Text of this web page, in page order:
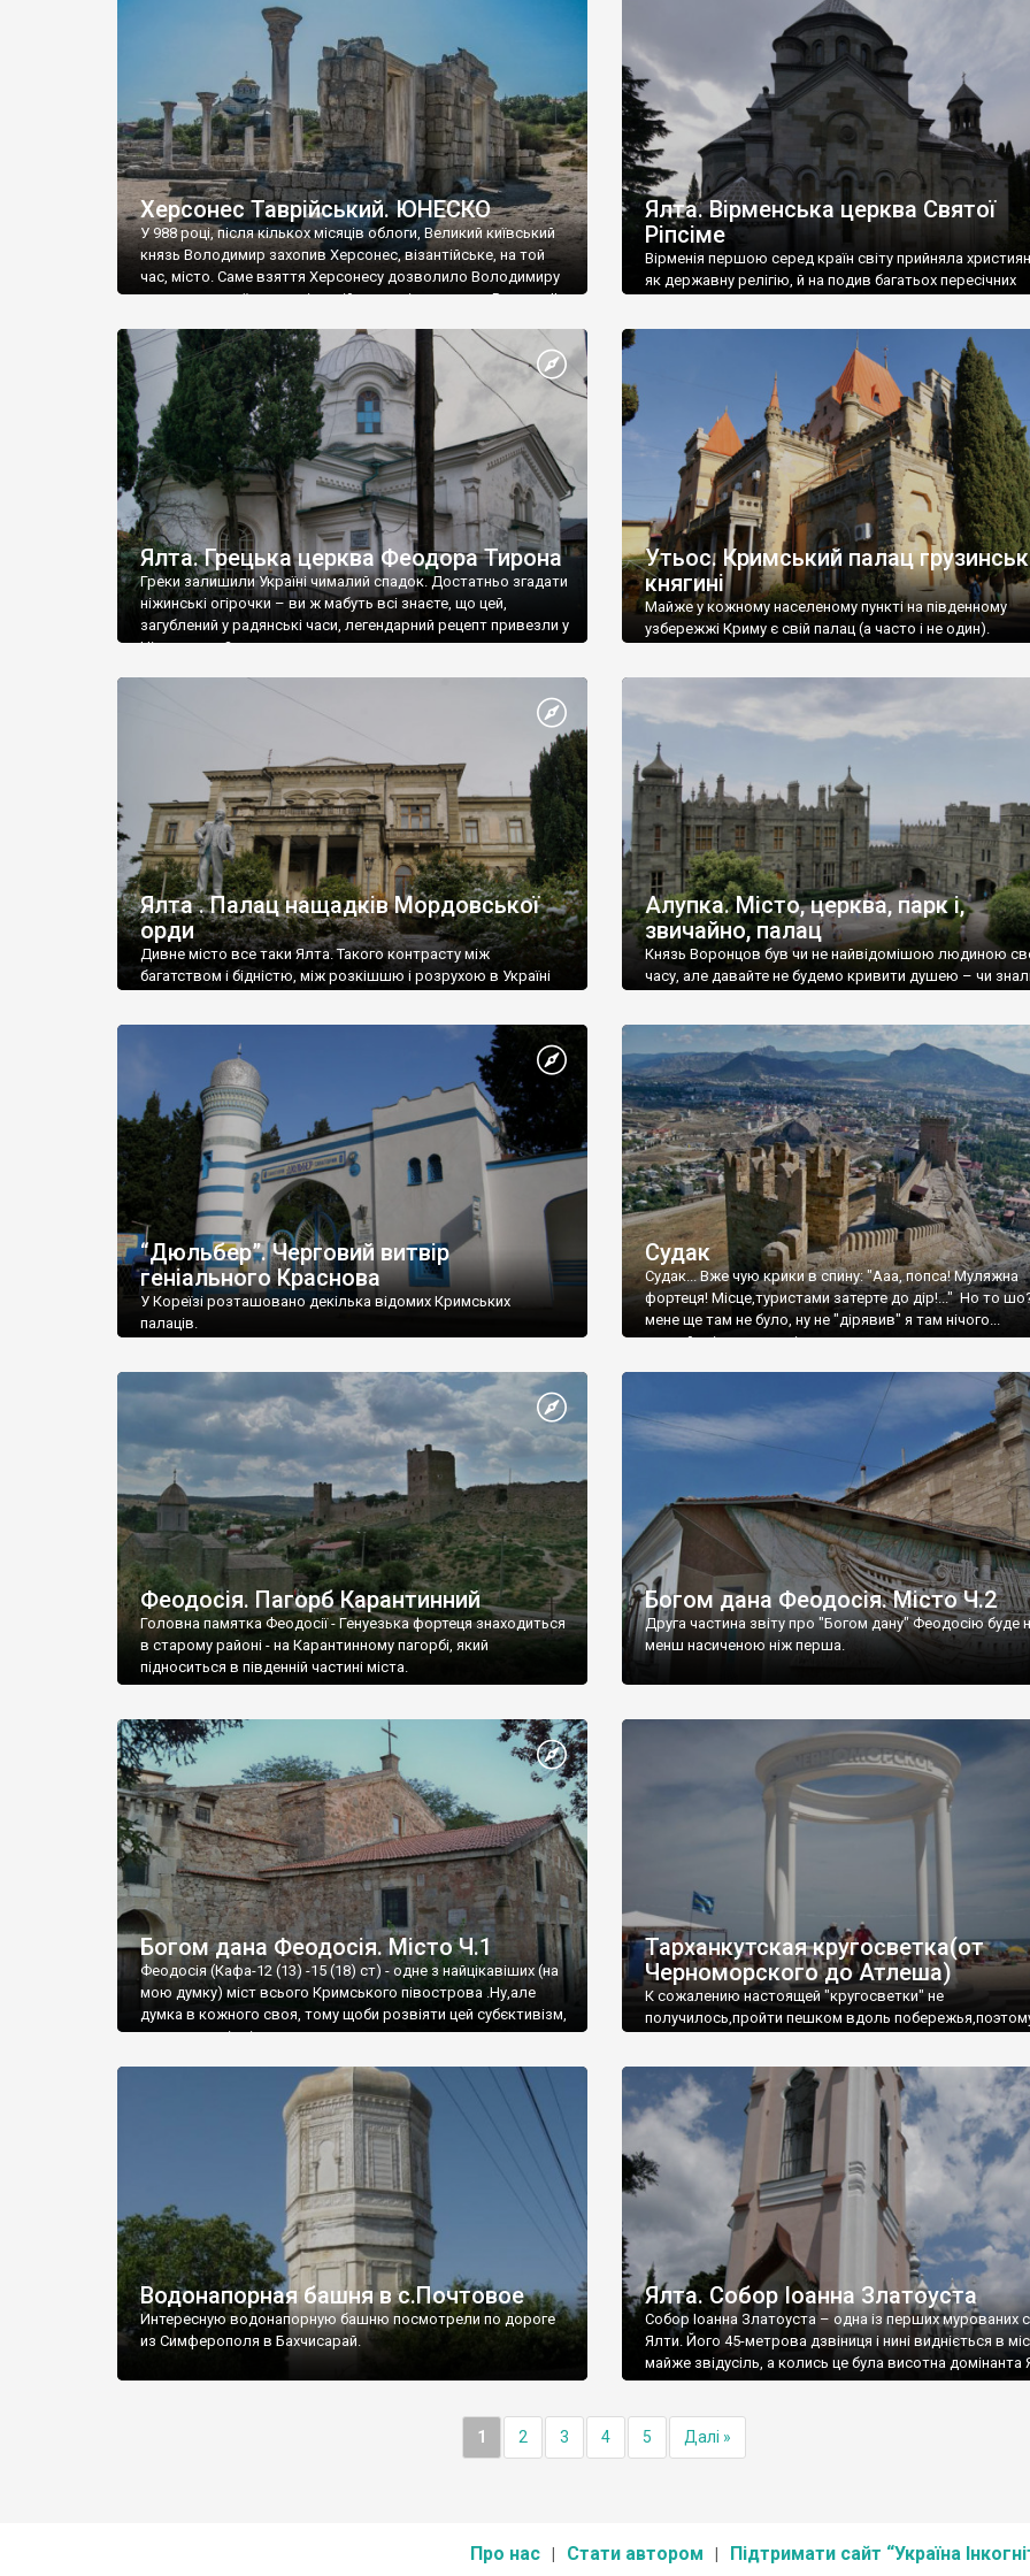
візантійської доби. Раритети викрадені з фондів об’єкту
культурної спадщини ЮНЕСКО «Херсонеса Таврійського».
Офіційно – на виставку «Золото Візантії», але експерти та
влада в Україні вважають це лише […]
називаються «повстяками» (postaki)…” “Вино. Крим
виробляє відмінне вино і його вдосталь: воно все
легке біле і дуже […]
Херсонес Таврійський. ЮНЕСКО
У 988 році, після кількох місяців облоги, Великий київський
князь Володимир захопив Херсонес, візантійське, на той
час, місто. Саме взяття Херсонесу дозволило Володимиру
диктувати свої умови візантійському імператору Василю ІІ,
Херсонесі Володимир-язичник, став Василем-
християнином. А потім було Хрещення Русі. На честь
Херсонесу Таврійського названо місто […]
Ялта. Вірменська церква Святої
Ріпсіме
Вірменія першою серед країн світу прийняла
як державну релігію, й на подив багатьох пересічних
Ялта. Грецька церква Феодора Тирона
Греки залишили Україні чималий спадок. Достатньо згадати
ніжинські огірочки – ви ж мабуть всі знаєте, що цей,
загублений у радянські часи, легендарний рецепт привезли у
Ніжин греки?
Утьос. Кримський палац
княгині
Майже у кожному населеному пункті на південному
узбережжі Криму є свій палац (а часто і не один).
Ялта . Палац нащадків Мордовської
орди
Дивне місто все таки Ялта. Такого контрасту між
багатством і бідністю, між розкішшю і розрухою в Україні
Алупка. Місто, церква, парк і,
звичайно, палац
Князь Воронцов був чи не найвідомішою людиною
часу, але давайте не будемо кривити душею – чи
“Дюльбер”. Черговий витвір
геніального Краснова
У Кореїзі розташовано декілька відомих Кримських
палаців.
Судак
Судак... Вже чую крики в спину: "Ааа, попса! Муляжна
фортеця! Місце,туристами затерте до дір!..." Но то
мене ще там не було, ну не "дірявив" я там нічого...
принаймні до цього літа.
Феодосія. Пагорб Карантинний
Головна памятка Феодосії - Генуезька фортеця знаходиться
в старому районі - на Карантинному пагорбі, який
підноситься в південній частині міста.
Богом дана Феодосія. Місто Ч.2
Друга частина звіту про "Богом дану" Феодосію буде
менш насиченою ніж перша.
Богом дана Феодосія. Місто Ч.1
Феодосія (Кафа-12 (13) -15 (18) ст) - одне з найцікавіших (на
мою думку) міст всього Кримського півострова .Ну,але
думка в кожного своя, тому щоби розвіяти цей субєктивізм,
запрошую відвідати це
Тарханкутская кругосветка(от
Черноморского до Атлеша)
К сожалению настоящей "кругосветки" не
получилось,пройти пешком вдоль
Водонапорная башня в с.Почтовое
Интересную водонапорную башню посмотрели по дороге
из Симферополя в Бахчисарай.
Ялта. Собор Іоанна Златоуста
Собор Іоанна Златоуста – одна із перших мурованих
Ялти. Його 45-метрова дзвіниця і нині видніється в
майже звідусіль, а колись це була висотна домінанта
1 2 3 4 5 Далі »
Про нас Стати автором Підтримати сайт “Україна